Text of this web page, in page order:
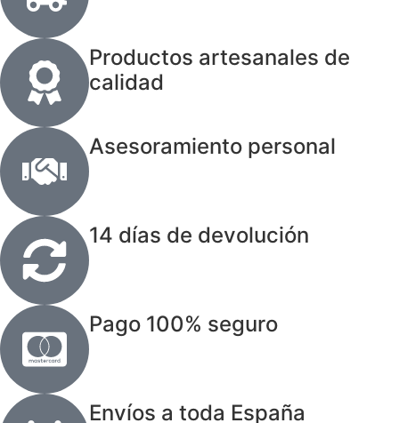
Productos artesanales de
calidad
Asesoramiento personal
14 días de devolución
Pago 100% seguro
Envíos a toda España